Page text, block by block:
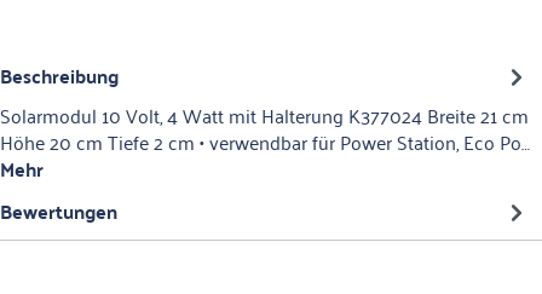
Beschreibung
Solarmodul 10 Volt, 4 Watt mit Halterung K377024 Breite 21 cm
Höhe 20 cm Tiefe 2 cm • verwendbar für Power Station, Eco Po…
Mehr
Bewertungen